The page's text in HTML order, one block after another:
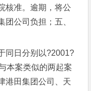
核准。逾期，将公
团公司负担；五、
日分别以?2001?
本案类似的两起案
港田集团公司、天